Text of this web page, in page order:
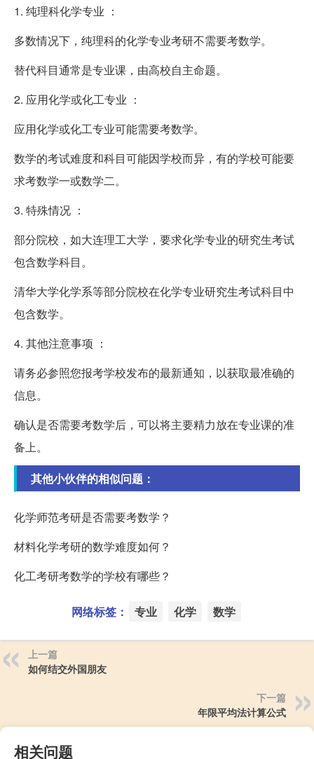
1. 纯理科化学专业 ：
多数情况下，纯理科的化学专业考研不需要考数学。
替代科目通常是专业课，由高校自主命题。
2. 应用化学或化工专业 ：
应用化学或化工专业可能需要考数学。
数学的考试难度和科目可能因学校而异，有的学校可能要
求考数学一或数学二。
3. 特殊情况 ：
部分院校，如大连理工大学，要求化学专业的研究生考试
包含数学科目。
清华大学化学系等部分院校在化学专业研究生考试科目中
包含数学。
4. 其他注意事项 ：
请务必参照您报考学校发布的最新通知，以获取最准确的
信息。
确认是否需要考数学后，可以将主要精力放在专业课的准
备上。
其他小伙伴的相似问题：
化学师范考研是否需要考数学？
材料化学考研的数学难度如何？
化工考研考数学的学校有哪些？
网络标签： 专业 化学 数学
上一篇
如何结交外国朋友
下一篇
年限平均法计算公式
相关问题